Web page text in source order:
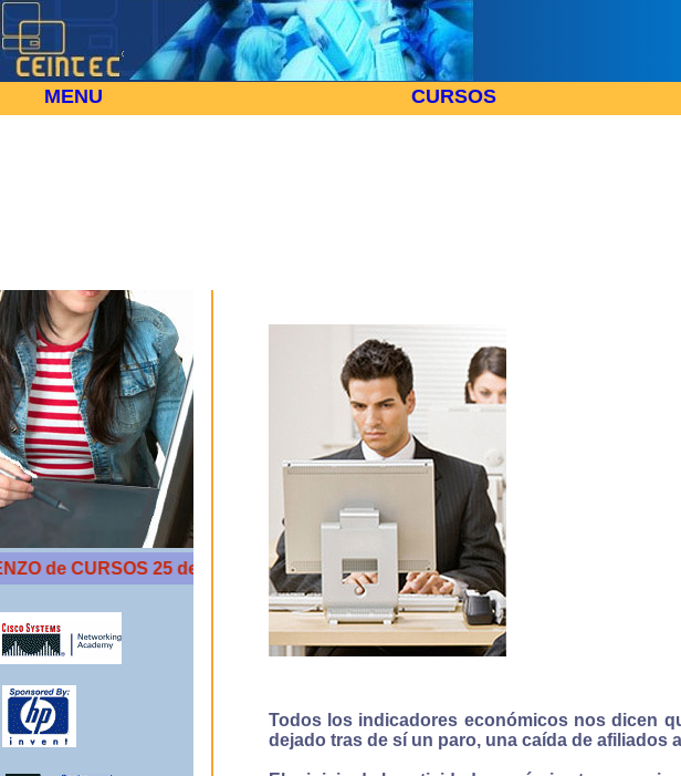
MENU CURSOS
CURSOS 25 de Mayo
Todos los indicadores económicos nos dicen
dejado tras de sí un paro, una caída de afiliados